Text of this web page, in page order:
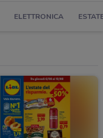
ELETTRONICA